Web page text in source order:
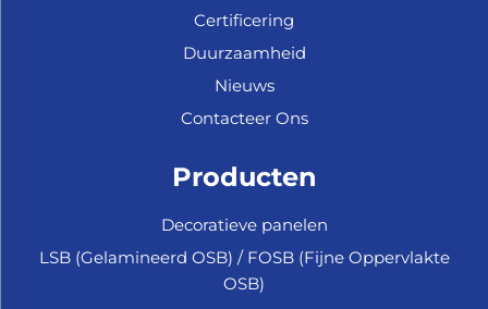
Certificering
Duurzaamheid
Nieuws
Contacteer Ons
Producten
Decoratieve panelen
LSB (Gelamineerd OSB) / FOSB (Fijne Oppervlakte
OSB)